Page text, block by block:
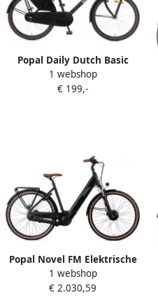
Popal Daily Dutch Basic
Jongensfiets 24 inch
Transportfiets Mat Zwart
1 webshop
€ 199,-
Popal Novel FM Elektrische
Fiets 28 Inch E-bike 47 cm
Damesfiets met 7
1 webshop
€ 2.030,59